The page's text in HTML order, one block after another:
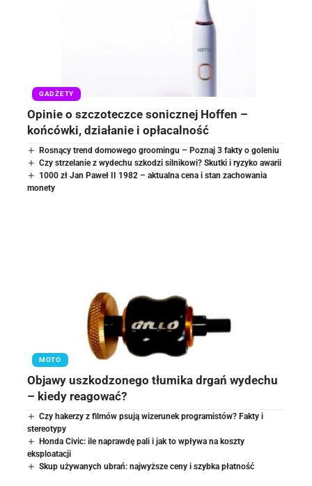
GADŻETY
Opinie o szczoteczce sonicznej Hoffen –
końcówki, działanie i opłacalność
Rosnący trend domowego groomingu – Poznaj 3 fakty o goleniu
Czy strzelanie z wydechu szkodzi silnikowi? Skutki i ryzyko awarii
1000 zł Jan Paweł II 1982 – aktualna cena i stan zachowania
monety
MOTO
Objawy uszkodzonego tłumika drgań wydechu
– kiedy reagować?
Czy hakerzy z filmów psują wizerunek programistów? Fakty i
stereotypy
Honda Civic: ile naprawdę pali i jak to wpływa na koszty
eksploatacji
Skup używanych ubrań: najwyższe ceny i szybka płatność